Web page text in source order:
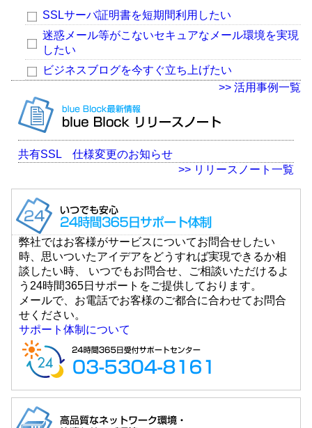
SSLサーバ証明書を短期間利用したい
迷惑メール等がこないセキュアなメール環境を実現
したい
ビジネスブログを今すぐ立ち上げたい
>> 活用事例一覧
共有SSL 仕様変更のお知らせ
>> リリースノート一覧
弊社ではお客様がサービスについてお問合せしたい
時、思いついたアイデアをどうすれば実現できるか相
談したい時、 いつでもお問合せ、ご相談いただけるよ
う24時間365日サポートをご提供しております。
メールで、お電話でお客様のご都合に合わせてお問合
せください。
サポート体制について